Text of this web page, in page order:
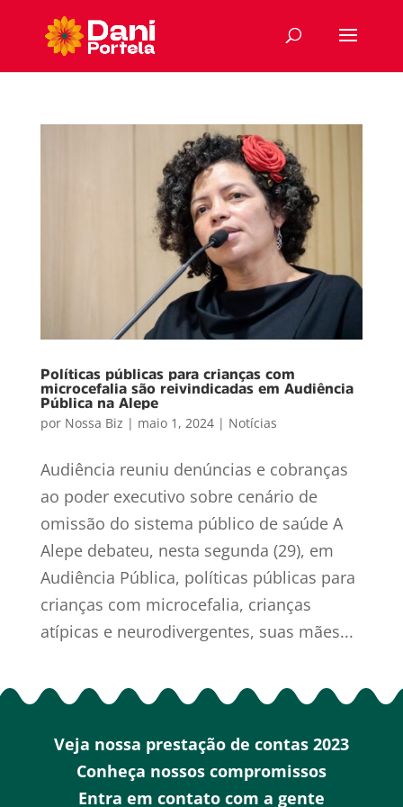
Políticas públicas para crianças com
microcefalia são reivindicadas em Audiência
Pública na Alepe
por Nossa Biz | maio 1, 2024| Notícias
Audiência reuniu denúncias e cobranças
ao poder executivo sobre cenário de
omissão do sistema público de saúde A
Alepe debateu, nesta segunda (29), em
Audiência Pública, políticas públicas para
crianças com microcefalia, crianças
atípicas e neurodivergentes, suas mães...
Veja nossa prestação de contas 2023
Conheça nossos compromissos
Entra em contato com a gente